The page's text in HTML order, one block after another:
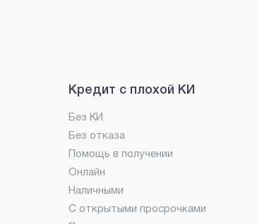
Кредит с плохой КИ
Без КИ
Без отказа
Помощь в получении
Онлайн
Наличными
С открытыми просрочками